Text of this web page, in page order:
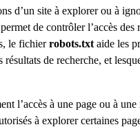
d’un site à explorer ou à
de contrôler l’accès des
le fichierrobots.txtaide les
de recherche, et
l’accès à une page ou à
à explorer certaines